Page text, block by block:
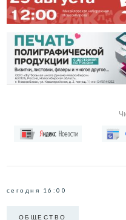
сегодня 16:00
ОБЩЕСТВО